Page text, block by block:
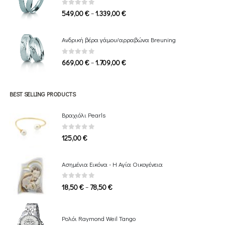
0 out of 5
549,00€–1.339,00€Price
through
Ανδρική βέρα γάμου/αρραβώνα Breuning
0 out of 5
669,00€–1.709,00€Price
BEST SELLING PRODUCTS
Βραχιόλι Pearls
0out of 5
125,00€
Ασημένια Εικόνα - Η Αγία Οικογένεια
0out of 5
18,50€– 78,50€Price
through
Ρολόι Raymond Weil Tango